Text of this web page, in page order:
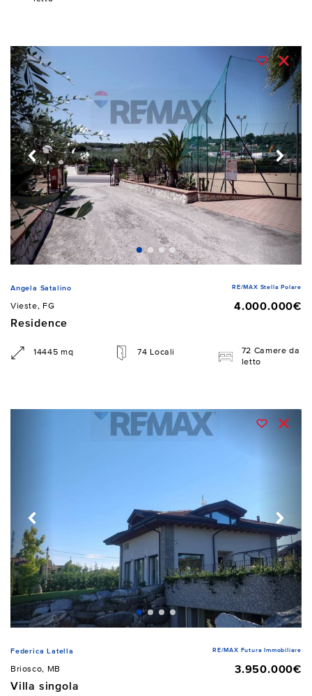
Angela Satalino RE/MAX Stella Polare
Vieste, FG
4.000.000€
Residence
14445 mq 74 Locali
72 Camere da
letto
Federica Latella RE/MAX Futura Immobiliare
Briosco, MB
3.950.000€
Villa singola